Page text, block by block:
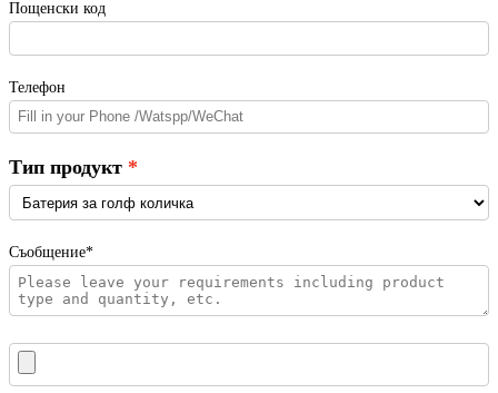
Пощенски код
Телефон
Тип продукт
Съобщение*